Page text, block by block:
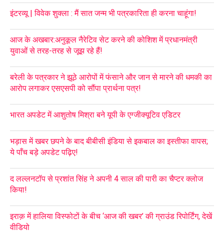
इंटरव्यू | विवेक शुक्ला : मैं सात जन्म भी पत्रकारिता ही करना चाहूंगा!
आज के अखबार:अनुकूल नैरेटिव सेट करने की कोशिश में प्रधानमंत्री
युवाओं से तरह-तरह से जूझ रहे हैं!
बरेली के पत्रकार ने झूठे आरोपों में फंसाने और जान से मारने की धमकी का
आरोप लगाकर एसएसपी को सौंपा प्रार्थना पत्र!
भारत अपडेट में आशुतोष मिश्रा बने यूपी के एग्जीक्यूटिव एडिटर
भड़ास में खबर छपने के बाद बीबीसी इंडिया से इकबाल का इस्तीफा वापस;
ये पाँच बड़े अपडेट पढ़िए!
द लल्लनटॉप से प्रशांत सिंह ने अपनी 4 साल की पारी का चैप्टर क्लोज
किया!
इराक़ में हालिया विस्फोटों के बीच ‘आज की खबर’ की ग्राउंड रिपोर्टिंग, देखें
वीडियो